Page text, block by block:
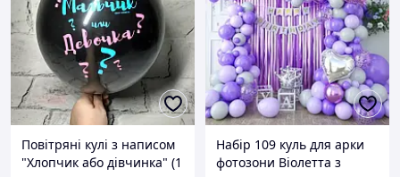
Повітряні кулі з написом
"Хлопчик або дівчинка" (1
Набір 109 куль для арки
фотозони Віолетта з